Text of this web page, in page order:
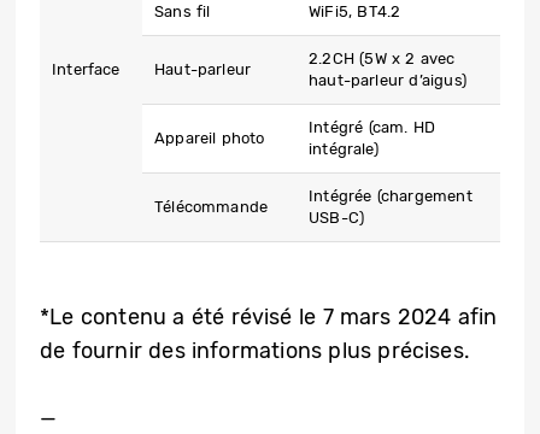
Interface
Sans fil WiFi5, BT4.2
Haut-parleur
2.2CH (5W x 2 avec
haut-parleur d’aigus)
Appareil photo
Intégré (cam. HD
intégrale)
Télécommande
Intégrée (chargement
USB-C)
*Le contenu a été révisé le 7 mars 2024 afin
de fournir des informations plus précises.
—